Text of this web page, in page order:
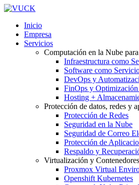
Inicio
Empresa
Servicios
Computación en la Nube
Infraestructura como
Software como
DevOps y
FinOps y Optimización
Hosting +
Protección de datos, redes y
Protección de Redes
Seguridad en la Nube
Seguridad de Correo
Protección de
Respaldo y
Virtualización y Contenedores
Proxmox Virtual
Openshift Kubernetes